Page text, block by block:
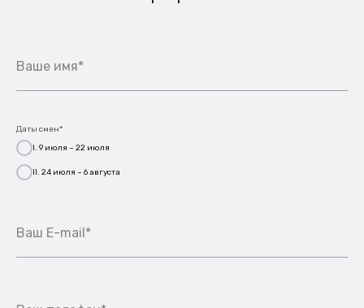
Ваше имя*
Даты смен*
I. 9 июля – 22 июля
II. 24 июля – 6 августа
Ваш E-mail*